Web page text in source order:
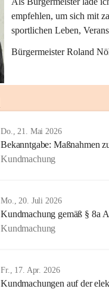
empfehlen, um sich mit
sportlichen Leben,
Bürgermeister Roland
Do., 21. Mai 2026
Bekanntgabe: Maßnahmen
Kundmachung
Mo., 20. Juli 2026
Kundmachung gemäß § 8a
Kundmachung
Fr., 17. Apr. 2026
Kundmachungen auf der